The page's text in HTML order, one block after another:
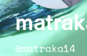
@matraka14